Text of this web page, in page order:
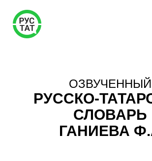
ОЗВУЧЕННЫЙ
РУССКО-
СЛОВАРЬ
ГАНИЕВА